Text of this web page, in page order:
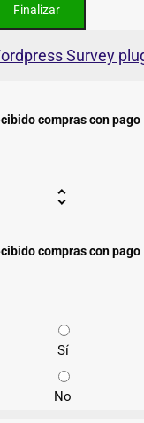
Survey
compras con pago
compras con pago
Sí
No